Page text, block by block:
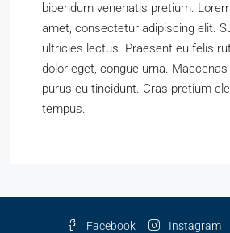
bibendum venenatis pretium.
amet, consectetur adipiscing elit.
ultricies lectus. Praesent eu felis
dolor eget, congue urna.
purus eu tincidunt. Cras pretium
tempus.
Facebook Instagram